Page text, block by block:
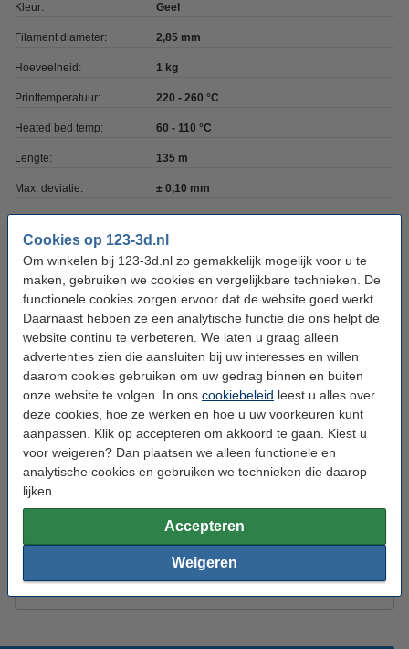
Cookies op 123-3d.nl
Om winkelen bij 123-3d.nl zo gemakkelijk mogelijk voor u te
maken, gebruiken we cookies en vergelijkbare technieken. De
functionele cookies zorgen ervoor dat de website goed werkt.
Daarnaast hebben ze een analytische functie die ons helpt de
website continu te verbeteren. We laten u graag alleen
advertenties zien die aansluiten bij uw interesses en willen
daarom cookies gebruiken om uw gedrag binnen en buiten
onze website te volgen. In ons cookiebeleid leest u alles over
deze cookies, hoe ze werken en hoe u uw voorkeuren kunt
aanpassen. Klik op accepteren om akkoord te gaan. Kiest u
voor weigeren? Dan plaatsen we alleen functionele en
analytische cookies en gebruiken we technieken die daarop
lijken.
Accepteren
Weigeren
Kleur: Geel
Filament diameter: 2,85 mm
Hoeveelheid: 1 kg
Printtemperatuur: 220 - 260 °C
Heated bed temp: 60 - 110 °C
Lengte: 135 m
Max. deviatie: ± 0,10 mm
Rondheid: >95%
Spoel buitendiameter: Ø 20,0 cm
Spoel binnendiameter: Ø 5,2 cm
7,8 cm
Ons Artikelnr: DFA11024
Direct meebestellen
3D print nabewerking set
€ 11,50
Magigoo 3D lijmstift 120 ml